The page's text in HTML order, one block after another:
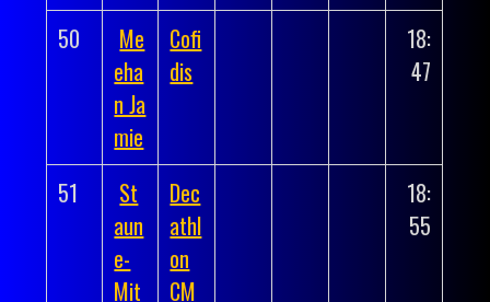
50
Me
eha
n Ja
mie
Cofi
dis
18:
47
51
St
aun
e-
Mit
Dec
athl
on
CM
18:
55